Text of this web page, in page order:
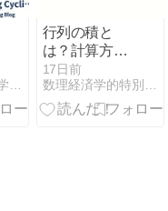
岡島寛@国立大学教員 制御blog
行列の積と
は？計算方
法・定義でき
る条件・性質
を解説
17日前
数理経済学的特別計画